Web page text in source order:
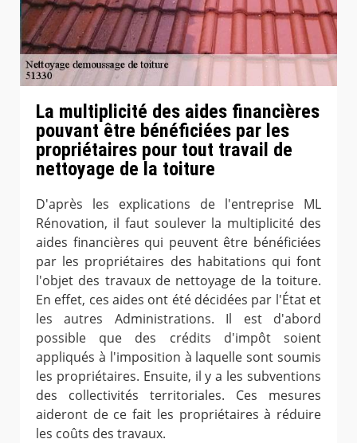
La multiplicité des aides financières
pouvant être bénéficiées par les
propriétaires pour tout travail de
nettoyage de la toiture
D'après les explications de l'entreprise ML
Rénovation, il faut soulever la multiplicité des
aides financières qui peuvent être bénéficiées
par les propriétaires des habitations qui font
l'objet des travaux de nettoyage de la toiture.
En effet, ces aides ont été décidées par l'État et
les autres Administrations. Il est d'abord
possible que des crédits d'impôt soient
appliqués à l'imposition à laquelle sont soumis
les propriétaires. Ensuite, il y a les subventions
des collectivités territoriales. Ces mesures
aideront de ce fait les propriétaires à réduire
les coûts des travaux.